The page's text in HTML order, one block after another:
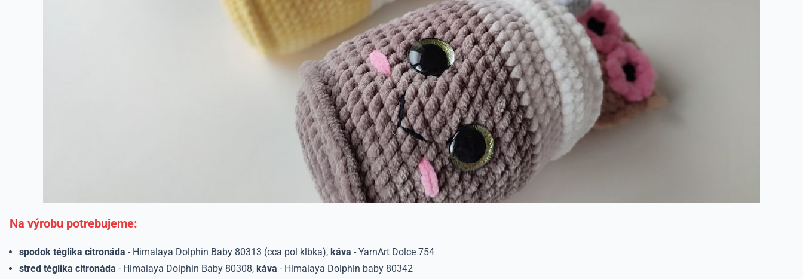
Na výrobu potrebujeme:
spodok téglika citronáda - Himalaya Dolphin Baby 80313 (cca pol klbka), káva - YarnArt Dolce 754
stred téglika citronáda - Himalaya Dolphin Baby 80308, káva - Himalaya Dolphin baby 80342